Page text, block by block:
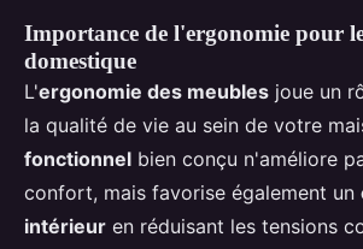
Importance de l'ergonomie pour
domestique
L'ergonomie des meubles joue un
la qualité de vie au sein de votre
fonctionnel bien conçu n'améliore
confort, mais favorise également un
intérieur en réduisant les tensions